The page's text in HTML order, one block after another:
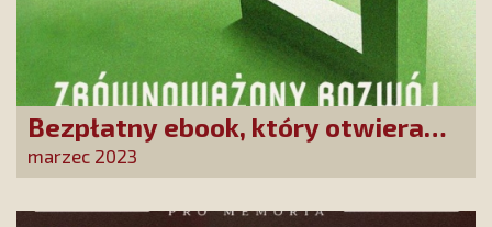
Bezpłatny ebook, który otwiera
oczy! Dowiedz się, czym jest
zrównoważony rozwój
marzec 2023